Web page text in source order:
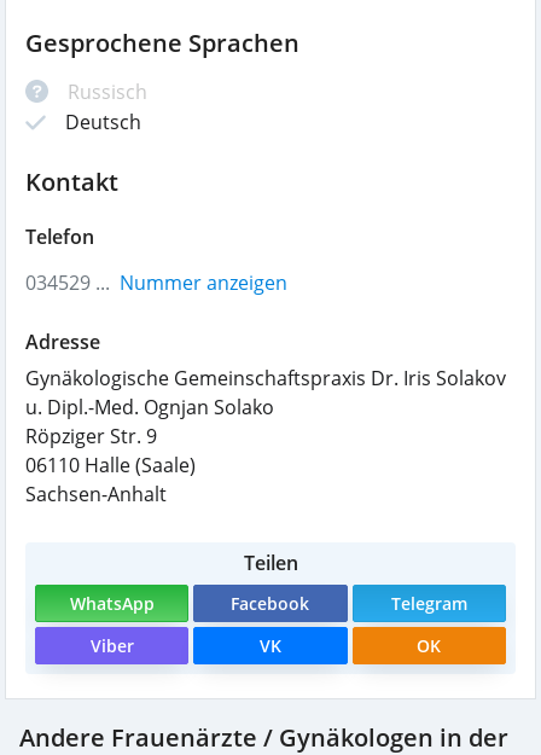
Gesprochene Sprachen
Russisch
Deutsch
Kontakt
Telefon
034529 ... Nummer anzeigen
Adresse
Gynäkologische Gemeinschaftspraxis Dr. Iris Solakov
u. Dipl.-Med. Ognjan Solako
Röpziger Str. 9
06110 Halle (Saale)
Sachsen-Anhalt
Teilen
WhatsApp Facebook
Telegram
Viber
VK OK
Andere Frauenärzte / Gynäkologen in der